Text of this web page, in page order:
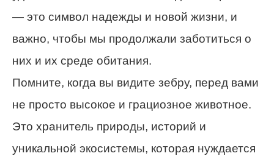
— это символ надежды и новой жизни, и
важно, чтобы мы продолжали заботиться о
них и их среде обитания.
Помните, когда вы видите зебру, перед вами
не просто высокое и грациозное животное.
Это хранитель природы, историй и
уникальной экосистемы, которая нуждается